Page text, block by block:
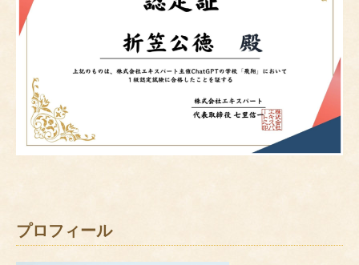
プロフィール